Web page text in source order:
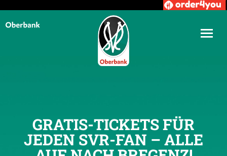
GRATIS-TICKETS FÜR
JEDEN SVR-FAN – ALLE